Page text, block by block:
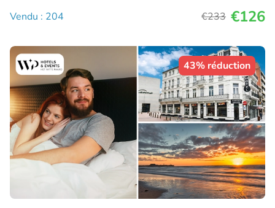
Vendu : 204
€233 €126
43% réduction